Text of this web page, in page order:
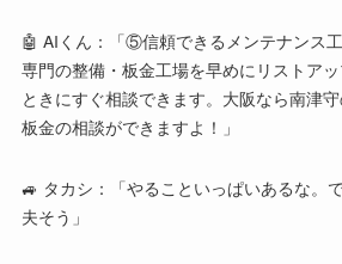
🤖 AIくん：「⑤信頼できるメンテナンス
専門の整備・板金工場を早めにリストア
ときにすぐ相談できます。大阪なら南津
板金の相談ができますよ！」
🚙 タカシ：「やることいっぱいあるな。
夫そう」